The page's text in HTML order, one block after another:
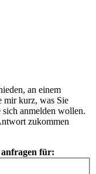
an einem
mir kurz, was Sie
anmelden wollen.
zukommen
für: